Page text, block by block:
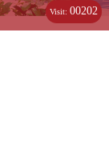
Visit:00202